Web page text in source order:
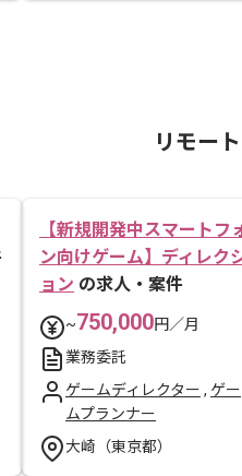
リモー
【新規開発中スマートフ
ン向けゲーム】ディレク
ョン の求人・案件
~750,000円／月
業務委託
ゲームディレクター , ゲー
ムプランナー
大崎（東京都）